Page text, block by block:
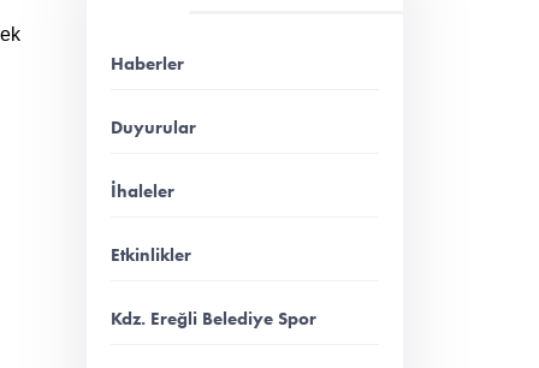
Haberler
Duyurular
İhaleler
Etkinlikler
Kdz. Ereğli Belediye Spor